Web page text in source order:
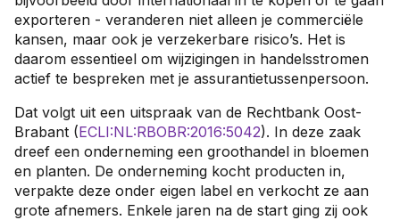
exporteren - veranderen niet alleen je commerciële
kansen, maar ook je verzekerbare risico’s. Het is
daarom essentieel om wijzigingen in handelsstromen
actief te bespreken met je assurantietussenpersoon.
Dat volgt uit een uitspraak van de Rechtbank Oost-
Brabant (ECLI:NL:RBOBR:2016:5042). In deze zaak
dreef een onderneming een groothandel in bloemen
en planten. De onderneming kocht producten in,
verpakte deze onder eigen label en verkocht ze aan
grote afnemers. Enkele jaren na de start ging zij ook